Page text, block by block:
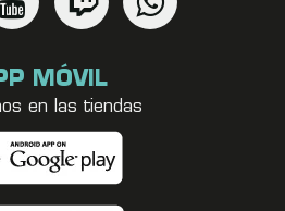
MÓVIL
en las tiendas